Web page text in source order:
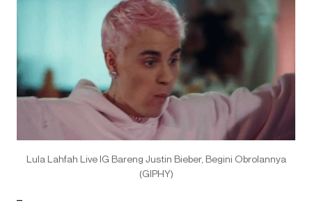
Lula Lahfah Live IG Bareng Justin Bieber, Begini Obrolannya
(GIPHY)
–